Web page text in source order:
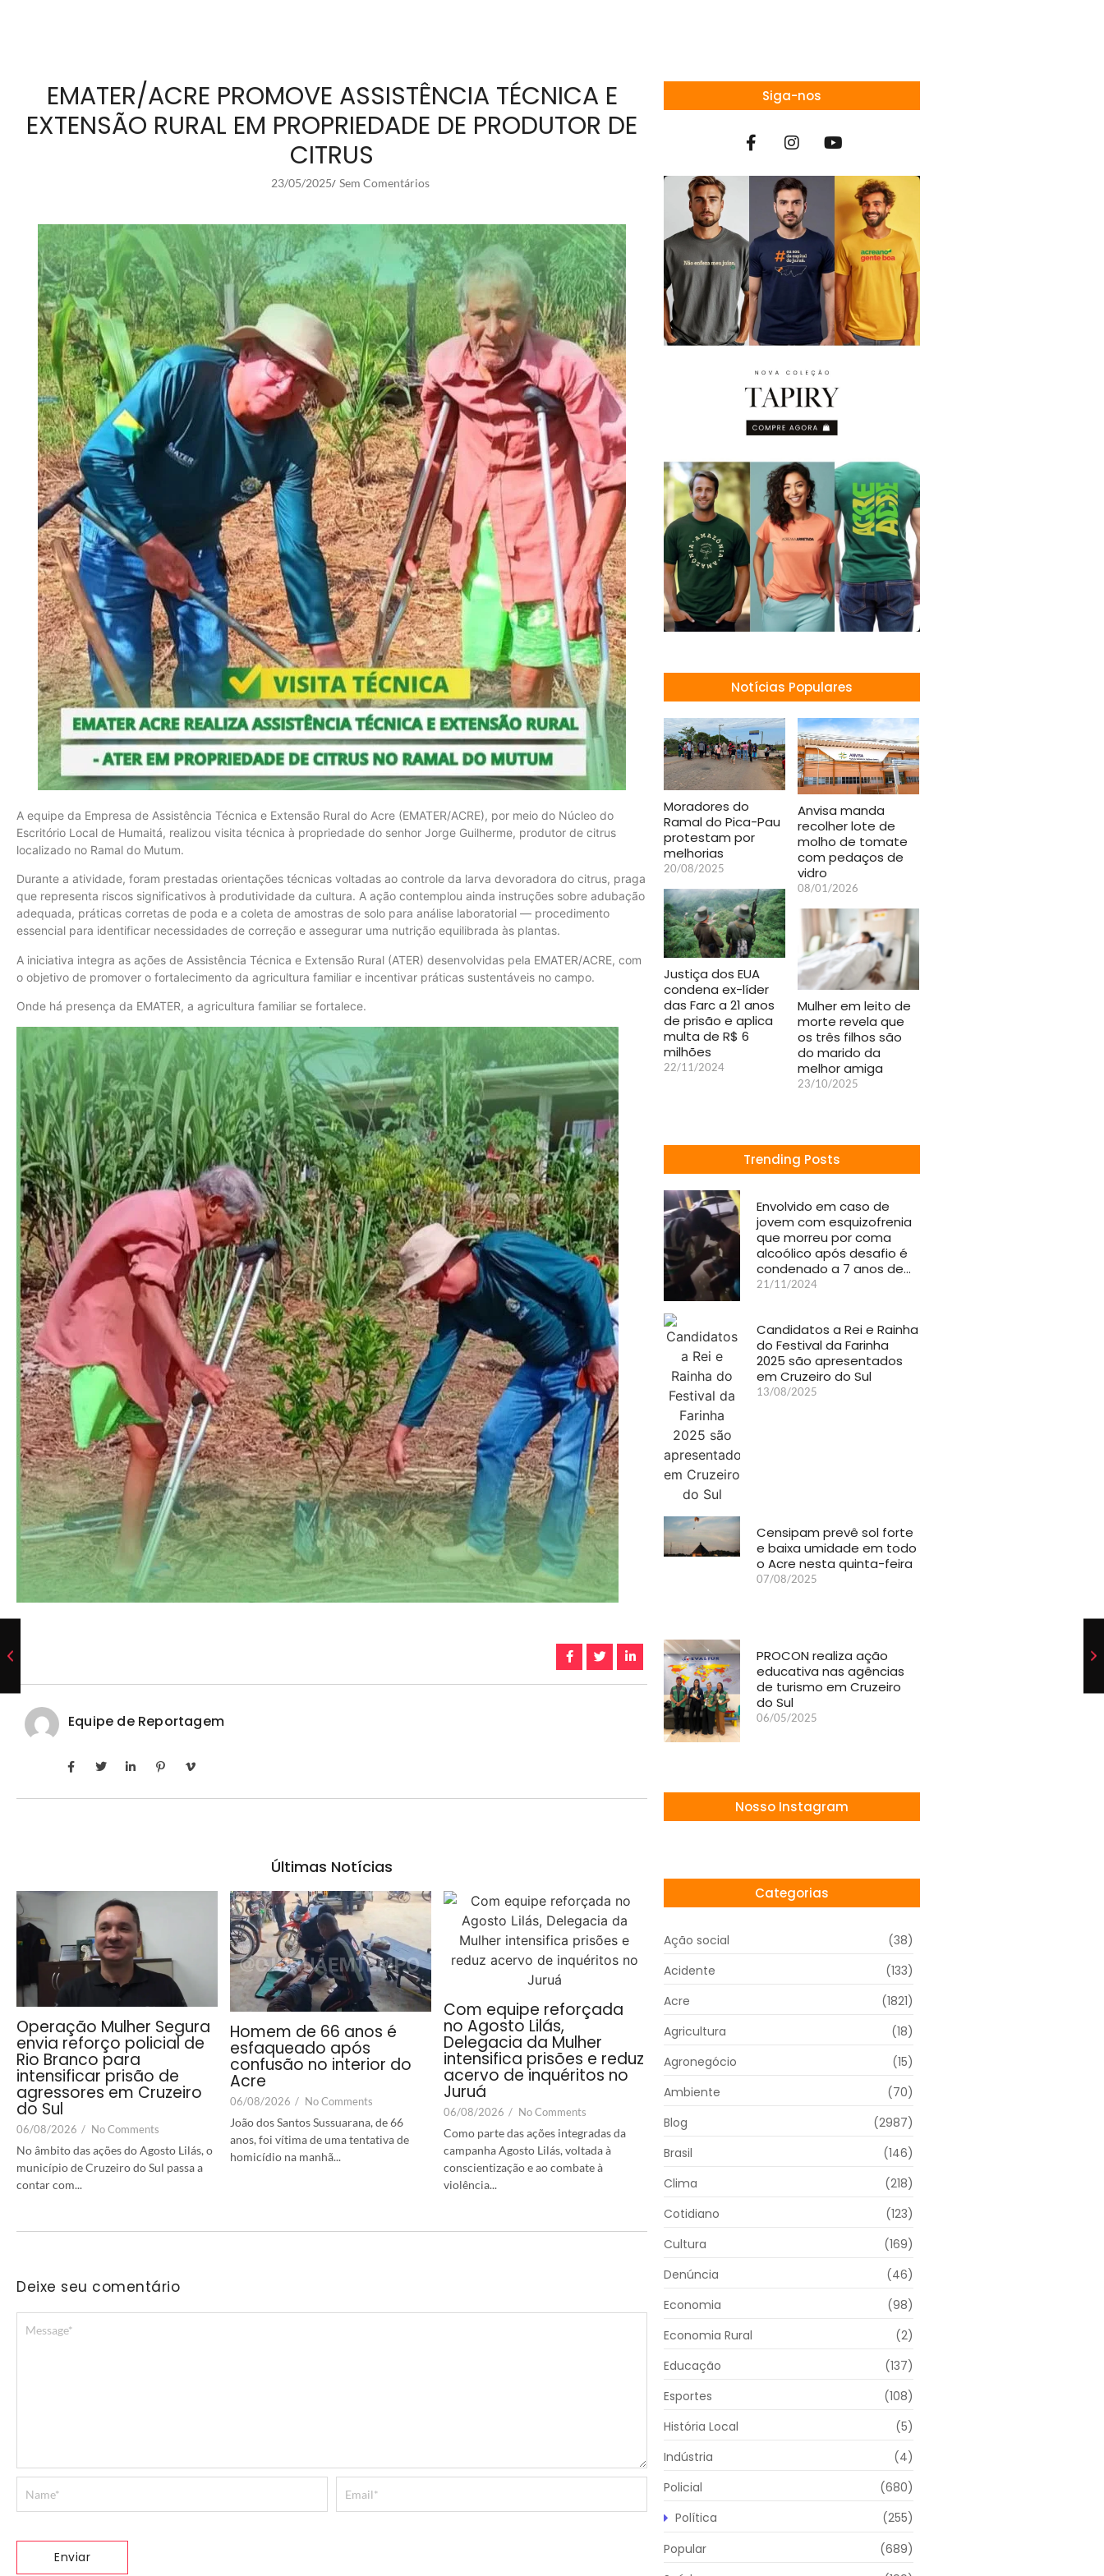
EMATER/ACRE PROMOVE ASSISTÊNCIA TÉCNICA E
EXTENSÃO RURAL EM PROPRIEDADE DE PRODUTOR DE
CITRUS
23/05/2025/ Sem Comentários
A equipe da Empresa de Assistência Técnica e Extensão Rural do Acre (EMATER/ACRE), por meio do Núcleo do
Escritório Local de Humaitá, realizou visita técnica à propriedade do senhor Jorge Guilherme, produtor de citrus
localizado no Ramal do Mutum.
Durante a atividade, foram prestadas orientações técnicas voltadas ao controle da larva devoradora do citrus, praga
que representa riscos significativos à produtividade da cultura. A ação contemplou ainda instruções sobre adubação
adequada, práticas corretas de poda e a coleta de amostras de solo para análise laboratorial — procedimento
essencial para identificar necessidades de correção e assegurar uma nutrição equilibrada às plantas.
A iniciativa integra as ações de Assistência Técnica e Extensão Rural (ATER) desenvolvidas pela EMATER/ACRE, com
o objetivo de promover o fortalecimento da agricultura familiar e incentivar práticas sustentáveis no campo.
Onde há presença da EMATER, a agricultura familiar se fortalece.
Equipe de Reportagem
Últimas Notícias
Operação Mulher Segura
envia reforço policial de
Rio Branco para
intensificar prisão de
agressores em Cruzeiro
do Sul
06/08/2026 / No Comments
No âmbito das ações do Agosto Lilás, o
município de Cruzeiro do Sul passa a
contar com...
Homem de 66 anos é
esfaqueado após
confusão no interior do
Acre
06/08/2026 / No Comments
João dos Santos Sussuarana, de 66
anos, foi vítima de uma tentativa de
homicídio na manhã...
Com equipe reforçada
no Agosto Lilás,
Delegacia da Mulher
intensifica prisões e reduz
acervo de inquéritos no
Juruá
06/08/2026 / No Comments
Como parte das ações integradas da
campanha Agosto Lilás, voltada à
conscientização e ao combate à
violência...
Deixe seu comentário
Siga-nos
Notícias Populares
Moradores do
Ramal do Pica-Pau
protestam por
melhorias
20/08/2025
Anvisa manda
recolher lote de
molho de tomate
com pedaços de
vidro
08/01/2026
Justiça dos EUA
condena ex-líder
das Farc a 21 anos
de prisão e aplica
multa de R$ 6
milhões
22/11/2024
Mulher em leito de
morte revela que
os três filhos são
do marido da
melhor amiga
23/10/2025
Trending Posts
Envolvido em caso de
jovem com esquizofrenia
que morreu por coma
alcoólico após desafio é
condenado a 7 anos de…
21/11/2024
Candidatos a Rei e Rainha
do Festival da Farinha
2025 são apresentados
em Cruzeiro do Sul
13/08/2025
Censipam prevê sol forte
e baixa umidade em todo
o Acre nesta quinta-feira
07/08/2025
PROCON realiza ação
educativa nas agências
de turismo em Cruzeiro
do Sul
06/05/2025
Nosso Instagram
Categorias
Ação social
(38)
Acidente
(133)
Acre
(1821)
Agricultura
(18)
Agronegócio
(15)
Ambiente
(70)
Blog
(2987)
Brasil
(146)
Clima
(218)
Cotidiano
(123)
Cultura
(169)
Denúncia
(46)
Economia
(98)
Economia Rural
(2)
Educação
(137)
Esportes
(108)
História Local
(5)
Indústria
(4)
Policial
(680)
Política
(255)
Popular
(689)